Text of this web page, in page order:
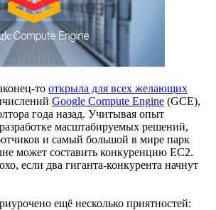
то открыла для всех желающих
Google Compute Engine (GCE),
года назад. Учитывая опыт
масштабируемых решений,
и самый большой в мире парк
может составить конкуренцию EC2.
если два гиганта-конкурента начнут
ещё несколько приятностей: